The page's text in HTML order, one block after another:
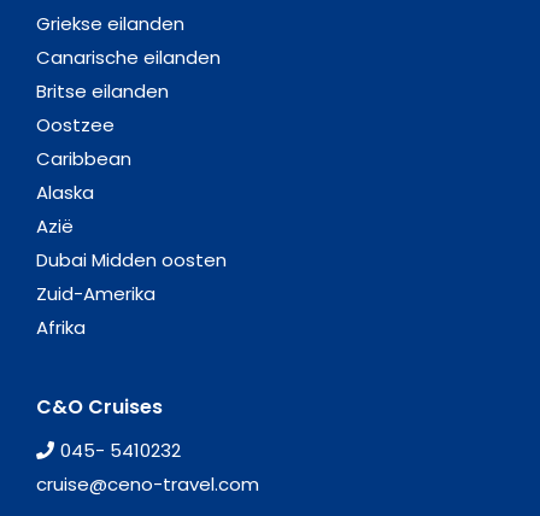
Griekse eilanden
Canarische eilanden
Britse eilanden
Oostzee
Caribbean
Alaska
Azië
Dubai Midden oosten
Zuid-Amerika
Afrika
C&O Cruises
045- 5410232
cruise@ceno-travel.com